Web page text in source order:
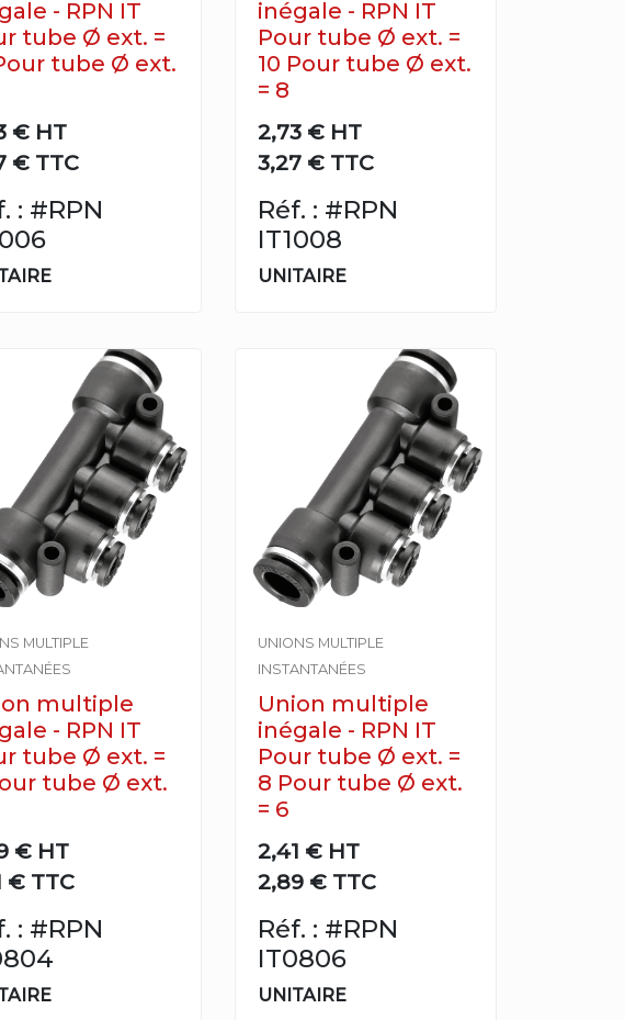
- RPN IT
tube Ø ext. =
tube Ø ext.
€ HT
€ TTC
: #RPN
inégale - RPN IT
Pour tube Ø ext. =
10 Pour tube Ø ext.
= 8
2,73 € HT
3,27 € TTC
Réf. : #RPN
IT1008
UNITAIRE
MULTIPLE
multiple
- RPN IT
tube Ø ext. =
tube Ø ext.
€ HT
€ TTC
: #RPN
UNIONS MULTIPLE
INSTANTANÉES
Union multiple
inégale - RPN IT
Pour tube Ø ext. =
8 Pour tube Ø ext.
= 6
2,41 € HT
2,89 € TTC
Réf. : #RPN
IT0806
UNITAIRE